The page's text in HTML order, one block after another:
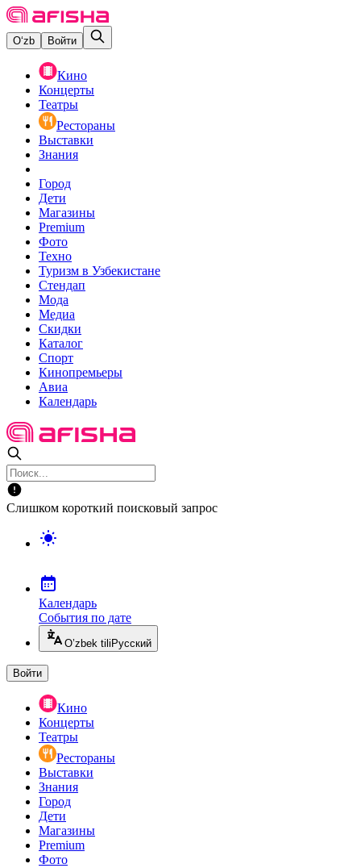
O‘zb Войти
Кино
Концерты
Театры
Рестораны
Выставки
Знания
Город
Дети
Магазины
Premium
Фото
Техно
Туризм в Узбекистане
Стендап
Мода
Медиа
Скидки
Каталог
Спорт
Кинопремьеры
Авиа
Календарь
Слишком короткий поисковый запрос
Календарь
События по дате
O’zbek tili Русский
Войти
Кино
Концерты
Театры
Рестораны
Выставки
Знания
Город
Дети
Магазины
Premium
Фото